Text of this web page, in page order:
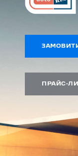
ПРАЙС-